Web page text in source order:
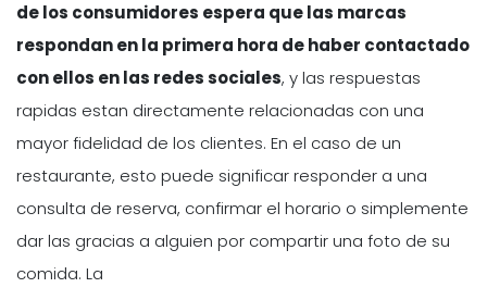
de los consumidores espera que las marcas
respondan en la primera hora de haber contactado
con ellos en las redes sociales, y las respuestas
rapidas estan directamente relacionadas con una
mayor fidelidad de los clientes. En el caso de un
restaurante, esto puede significar responder a una
consulta de reserva, confirmar el horario o simplemente
dar las gracias a alguien por compartir una foto de su
comida. La